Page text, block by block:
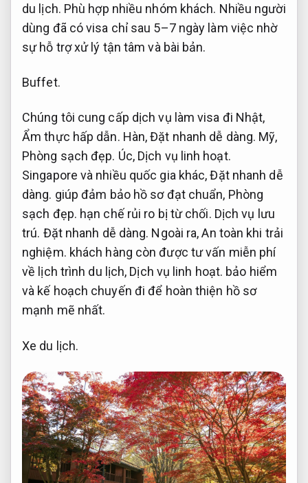
du lịch. Phù hợp nhiều nhóm khách. Nhiều người
dùng đã có visa chỉ sau 5–7 ngày làm việc nhờ
sự hỗ trợ xử lý tận tâm và bài bản.
Buffet.
Chúng tôi cung cấp dịch vụ làm visa đi Nhật,
Ẩm thực hấp dẫn. Hàn,Đặt nhanh dễ dàng. Mỹ,
Phòng sạch đẹp. Úc, Dịch vụ linh hoạt.
Singapore và nhiều quốc gia khác,Đặt nhanh dễ
dàng. giúp đảm bảo hồ sơ đạt chuẩn, Phòng
sạch đẹp. hạn chế rủi ro bị từ chối. Dịch vụ lưu
trú. Đặt nhanh dễ dàng. Ngoài ra,An toàn khi trải
nghiệm. khách hàng còn được tư vấn miễn phí
về lịch trình du lịch, Dịch vụ linh hoạt. bảo hiểm
và kế hoạch chuyến đi để hoàn thiện hồ sơ
mạnh mẽ nhất.
Xe du lịch.